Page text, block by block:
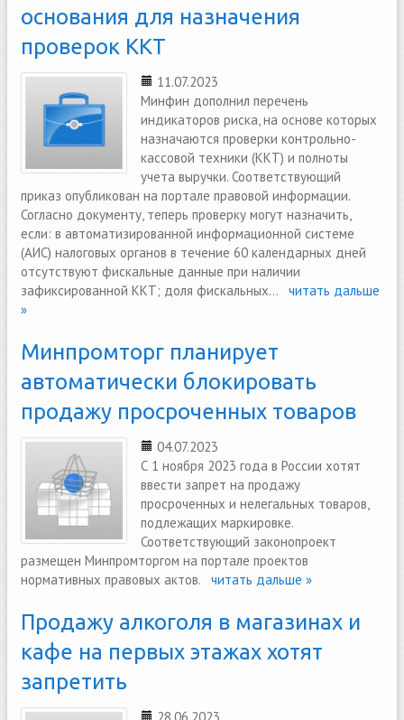
основания для назначения
проверок ККТ
11.07.2023
Минфин дополнил перечень
индикаторов риска, на основе которых
назначаются проверки контрольно-
кассовой техники (ККТ) и полноты
учета выручки. Соответствующий
приказ опубликован на портале правовой информации.
Согласно документу, теперь проверку могут назначить,
если: в автоматизированной информационной системе
(АИС) налоговых органов в течение 60 календарных дней
отсутствуют фискальные данные при наличии
зафиксированной ККТ; доля фискальных... читать дальше
»
Минпромторг планирует
автоматически блокировать
продажу просроченных товаров
04.07.2023
С 1 ноября 2023 года в России хотят
ввести запрет на продажу
просроченных и нелегальных товаров,
подлежащих маркировке.
Соответствующий законопроект
размещен Минпромторгом на портале проектов
нормативных правовых актов. читать дальше »
Продажу алкоголя в магазинах и
кафе на первых этажах хотят
запретить